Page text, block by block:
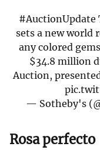
#AuctionUpdate
sets a new world
any colored
$34.8 million
Auction,
— Sotheby's
Rosa perfecto